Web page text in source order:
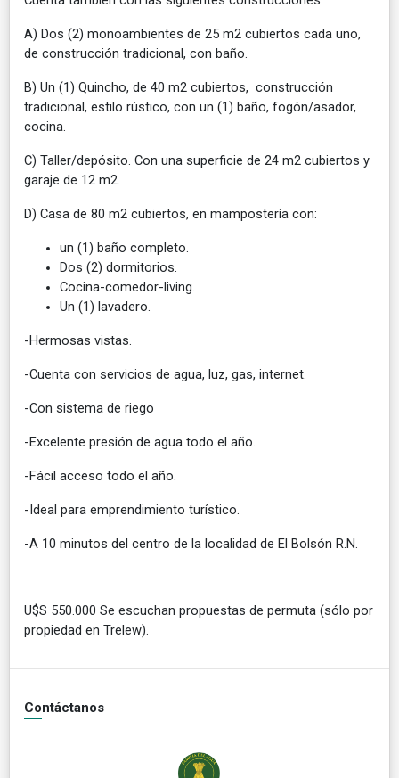
A) Dos (2) monoambientes de 25 m2 cubiertos cada uno,
de construcción tradicional, con baño.
B) Un (1) Quincho, de 40 m2 cubiertos, construcción
tradicional, estilo rústico, con un (1) baño, fogón/asador,
cocina.
C) Taller/depósito. Con una superficie de 24 m2 cubiertos y
garaje de 12 m2.
D) Casa de 80 m2 cubiertos, en mampostería con:
un (1) baño completo.
Dos (2) dormitorios.
Cocina-comedor-living.
Un (1) lavadero.
-Hermosas vistas.
-Cuenta con servicios de agua, luz, gas, internet.
-Con sistema de riego
-Excelente presión de agua todo el año.
-Fácil acceso todo el año.
-Ideal para emprendimiento turístico.
-A 10 minutos del centro de la localidad de El Bolsón R.N.
U$S 550.000 Se escuchan propuestas de permuta (sólo por
propiedad en Trelew).
Contáctanos